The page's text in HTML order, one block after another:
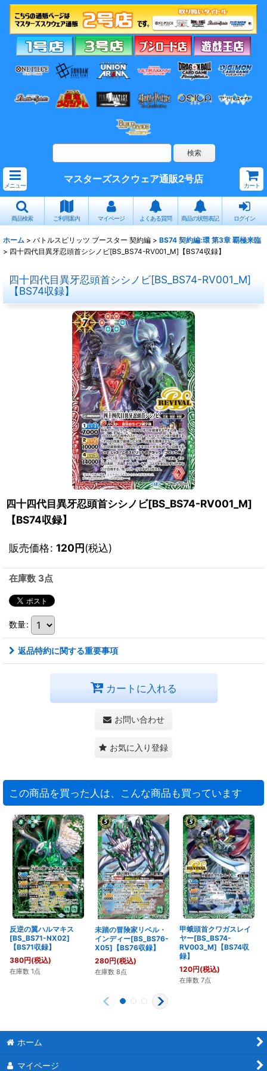
メニュー
マスターズスクウェア通販2号店
カート
商品検索 ご利用案内 マイページ よくある質問 商品の状態表記 ログイン
ホーム > バトルスピリッツ ブースター 契約編 > BS74 契約編:環 第3章 覇極来臨
> 四十四代目異牙忍頭首シシノビ[BS_BS74-RV001_M]【BS74収録】
四十四代目異牙忍頭首シシノビ[BS_BS74-RV001_M]
【BS74収録】
四十四代目異牙忍頭首シシノビ[BS_BS74-RV001_M]
【BS74収録】
販売価格: 120円(税込)
在庫数 3点
数量:
返品特約に関する重要事項
カートに入れる
お問い合わせ
お気に入り登録
この商品を買った人は、こんな商品も買っています
反逆の翼ハルマキス
[BS_BS71-NX02]
【BS71収録】
380円(税込)
在庫数 1点
未踏の冒険家リベル・
インディー[BS_BS76-
X05]【BS76収録】
280円(税込)
在庫数 8点
甲蛾頭首クワガスレイ
ヤー[BS_BS74-
RV003_M]【BS74収
録】
120円(税込)
在庫数 7点
ホーム
マイページ